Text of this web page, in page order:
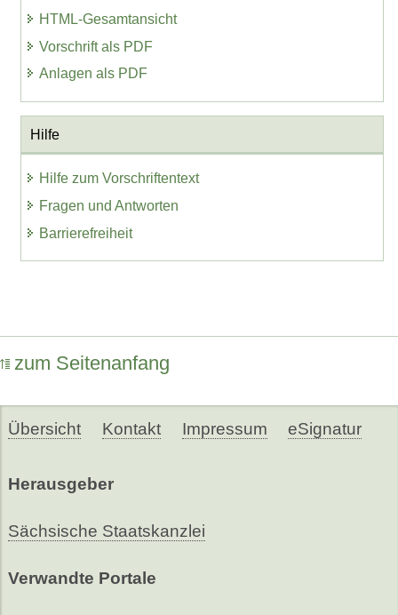
HTML-Gesamtansicht
Vorschrift als PDF
Anlagen als PDF
Hilfe
Hilfe zum Vorschriftentext
Fragen und Antworten
Barrierefreiheit
zum Seitenanfang
Übersicht Kontakt Impressum eSignatur
Herausgeber
Sächsische Staatskanzlei
Verwandte Portale